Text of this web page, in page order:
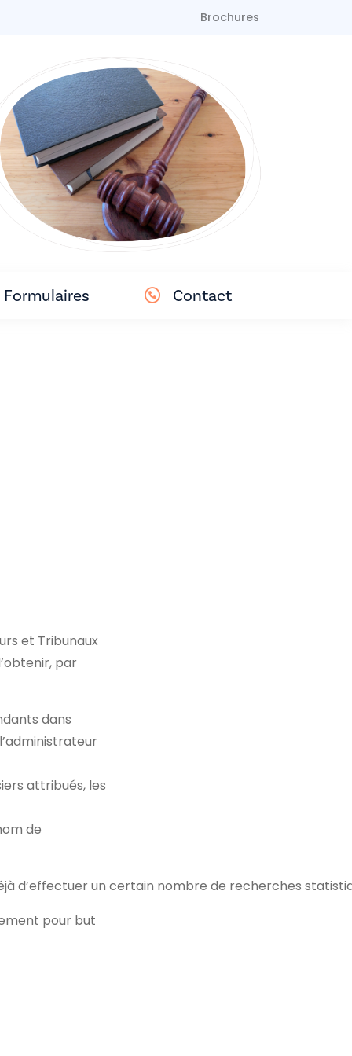
Brochures
Formulaires Contact
et Tribunaux
par
dans
attribués, les
de
d’effectuer un certain nombre de recherches
pour but